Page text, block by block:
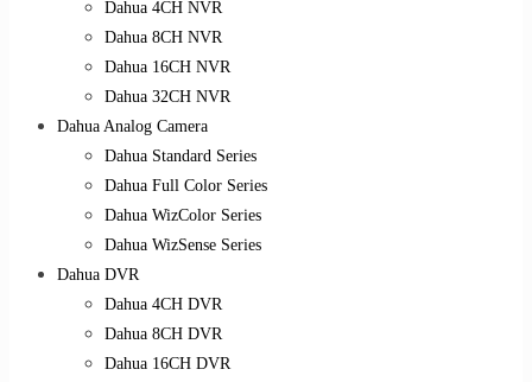
Dahua 4CH NVR
Dahua 8CH NVR
Dahua 16CH NVR
Dahua 32CH NVR
Dahua Analog Camera
Dahua Standard Series
Dahua Full Color Series
Dahua WizColor Series
Dahua WizSense Series
Dahua DVR
Dahua 4CH DVR
Dahua 8CH DVR
Dahua 16CH DVR